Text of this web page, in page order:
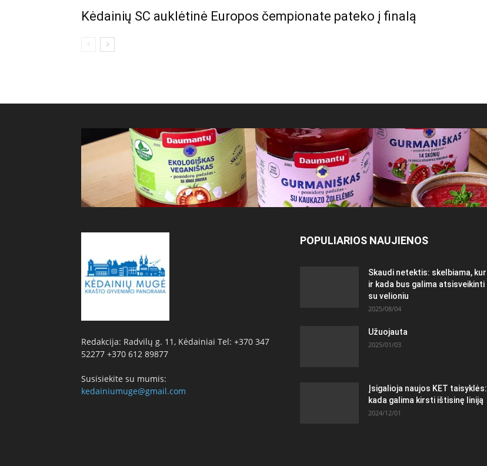
Kėdainių SC auklėtinė Europos čempionate pateko į finalą
Redakcija: Radvilų g. 11, Kėdainiai Tel: +370 347
52277 +370 612 89877
Susisiekite su mumis:
kedainiumuge@gmail.com
POPULIARIOS NAUJIENOS
Skaudi netektis: skelbiama, kur
ir kada bus galima atsisveikinti
su velioniu
2025/08/04
Užuojauta
2025/01/03
Įsigalioja naujos KET taisyklės:
kada galima kirsti ištisinę liniją
2024/12/01